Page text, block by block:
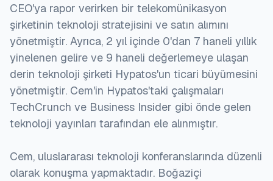
CEO'ya rapor verirken bir telekomünikasyon
şirketinin teknoloji stratejisini ve satın alımını
yönetmiştir. Ayrıca, 2 yıl içinde 0'dan 7 haneli yıllık
yinelenen gelire ve 9 haneli değerlemeye ulaşan
derin teknoloji şirketi Hypatos'un ticari büyümesini
yönetmiştir. Cem'in Hypatos'taki çalışmaları
TechCrunch ve Business Insider gibi önde gelen
teknoloji yayınları tarafından ele alınmıştır.
Cem, uluslararası teknoloji konferanslarında düzenli
olarak konuşma yapmaktadır. Boğaziçi